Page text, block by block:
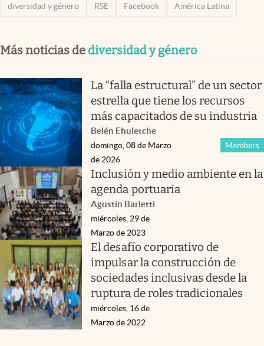
diversidad y género RSE Facebook América Latina
Más noticias de diversidad y género
La “falla estructural” de un sector
estrella que tiene los recursos
más capacitados de su industria
Belén Ehuletche
Members
domingo, 08 de Marzo
de 2026
Inclusión y medio ambiente en la
agenda portuaria
Agustín Barletti
miércoles, 29 de
Marzo de 2023
El desafío corporativo de
impulsar la construcción de
sociedades inclusivas desde la
ruptura de roles tradicionales
miércoles, 16 de
Marzo de 2022